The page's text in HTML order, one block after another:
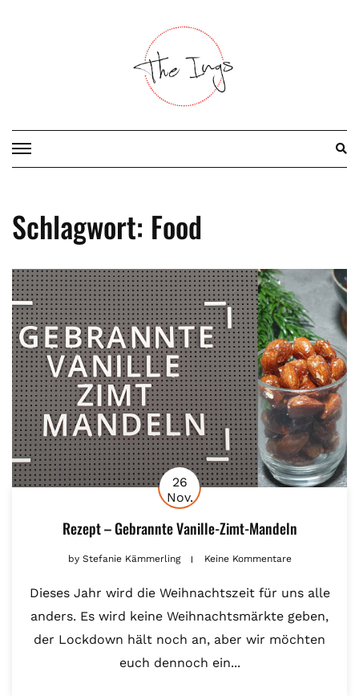
Schlagwort: Food
26
Nov.
Rezept – Gebrannte Vanille-Zimt-Mandeln
byStefanie Kämmerling Keine Kommentare
Dieses Jahr wird die Weihnachtszeit für uns alle
anders. Es wird keine Weihnachtsmärkte geben,
der Lockdown hält noch an, aber wir möchten
euch dennoch ein...